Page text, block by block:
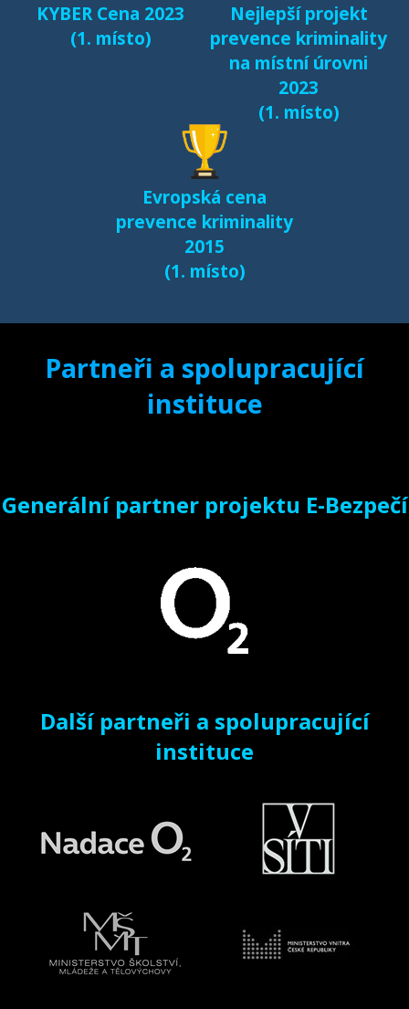
KYBER Cena 2023
(1. místo)
Nejlepší projekt
prevence kriminality
na místní úrovni
2023
(1. místo)
Evropská cena
prevence kriminality
2015
(1. místo)
Partneři a spolupracující
instituce
Generální partner projektu E-Bezpečí
Další partneři a spolupracující
instituce